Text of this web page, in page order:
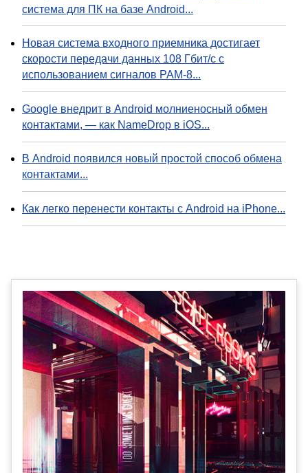
система для ПК на базе Android...
Новая система входного приемника достигает
скорости передачи данных 108 Гбит/с с
использованием сигналов PAM-8...
Google внедрит в Android молниеносный обмен
контактами, — как NameDrop в iOS...
В Android появился новый простой способ обмена
контактами...
Как легко перенести контакты с Android на iPhone...